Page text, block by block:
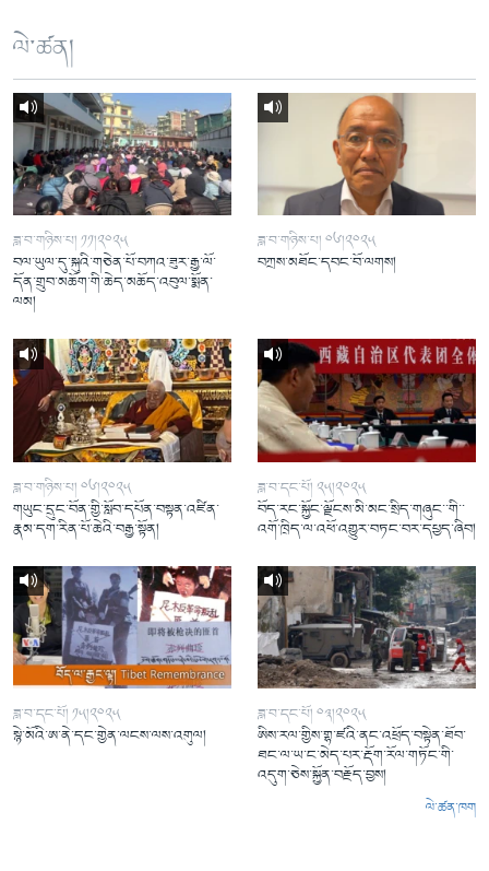
ལེ་ཚན།
ཟླ་བ་གཉིས་པ། ༡༡།༢༠༢༥
བལ་ཡུལ་དུ་སྐུའི་གཅེན་པོ་བཀའ་ཟུར་རྒྱ་ལོ་
དོན་གྲུབ་མཆོག་གི་ཆེད་མཆོད་འབུལ་སྨོན་
ལམ།
ཟླ་བ་གཉིས་པ། ༠༦།༢༠༢༥
བཀྲས་མཐོང་དབང་བོ་ལགས།
ཟླ་བ་གཉིས་པ། ༠༦།༢༠༢༥
གཡུང་དྲུང་བོན་གྱི་སློབ་དཔོན་བསྟན་འཛིན་
རྣམ་དག་རིན་པོ་ཆེའི་བརྒྱ་སྟོན།
ཟླ་བ་དང་པོ། ༢༥།༢༠༢༥
བོད་རང་སྐྱོང་ལྗོངས་མི་མང་སྲིད་གཞུང་་གི་་
འགོ་ཁྲིད་ལ་འཕོ་འགྱུར་བཏང་བར་དཔྱད་ཞིབ།
ཟླ་བ་དང་པོ། ༡༥།༢༠༢༥
སྙེ་མོའི་ཨ་ནེ་དང་གྱེན་ལངས་ལས་འགུལ།
ཟླ་བ་དང་པོ། ༠༣།༢༠༢༥
ཨིས་རལ་གྱིས་གྷ་ཛའི་ནང་འཕྲོད་བསྟེན་ཐོབ་
ཐང་ལ་ཡ་ང་མེད་པར་རྡོག་རོལ་གཏོང་གི་
འདུག་ཅེས་སྐྱོན་བརྗོད་བྱས།
ལེ་ཚན་ཁག